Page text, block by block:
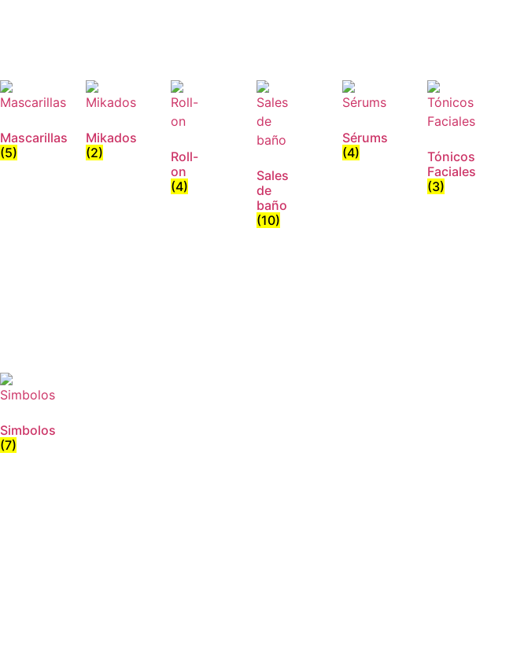
Mascarillas
(5)
Mikados
(2)
Roll-
on
(4)
Sales
de
baño
(10)
Sérums
(4)
Tónicos
Faciales
(3)
Simbolos
(7)